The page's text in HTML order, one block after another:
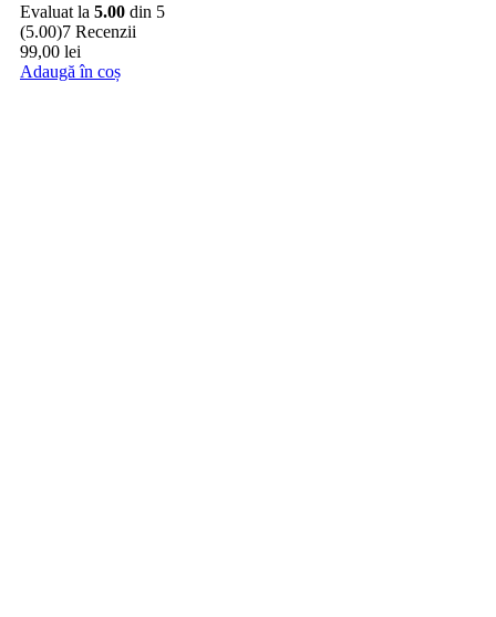
Evaluat la 5.00 din 5
(5.00)7 Recenzii
99,00 lei
Adaugă în coș